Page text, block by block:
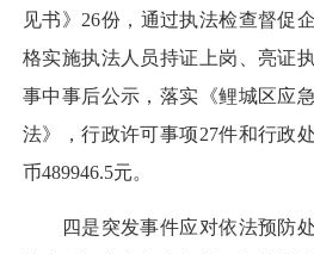
见书》26份，通过执法检查督促
格实施执法人员持证上岗、亮证
事中事后公示，落实《鲤城区应
法》，行政许可事项27件和行政
币489946.5元。
四是突发事件应对依法预防处